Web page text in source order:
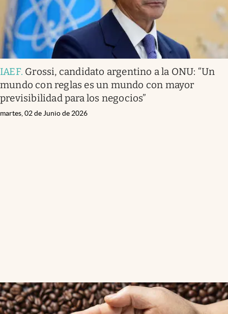
IAEF. Grossi, candidato argentino a la ONU: “Un
mundo con reglas es un mundo con mayor
previsibilidad para los negocios”
martes, 02 de Junio de 2026